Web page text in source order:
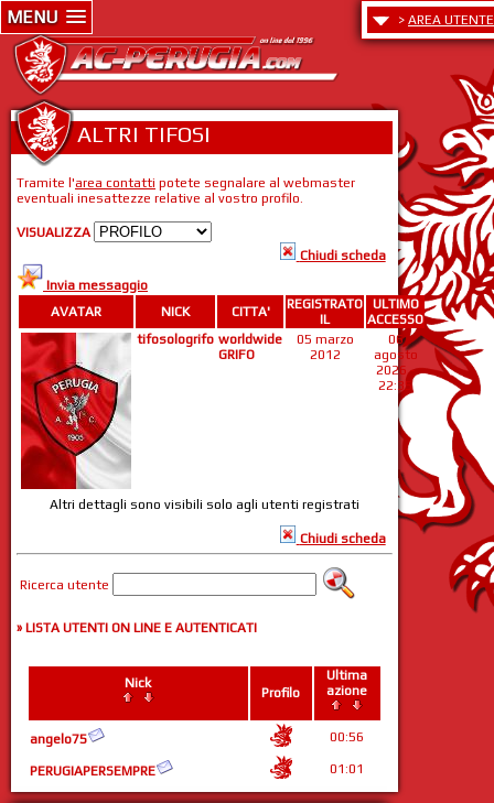
MENU > AREA UTENTE
ALTRI TIFOSI
Tramite l'area contatti potete segnalare al webmaster
eventuali inesattezze relative al vostro profilo.
VISUALIZZA
Chiudi scheda
Invia messaggio
AVATAR
NICK CITTA'
REGISTRATO
IL
ULTIMO
ACCESSO
tifosologrifo worldwide
GRIFO
05 marzo
2012
06
agosto
2026 -
22:35
Altri dettagli sono visibili solo agli utenti registrati
Chiudi scheda
Ricerca utente
» LISTA UTENTI ON LINE E AUTENTICATI
Nick
Profilo
Ultima
azione
angelo75 00:56
PERUGIAPERSEMPRE 01:01